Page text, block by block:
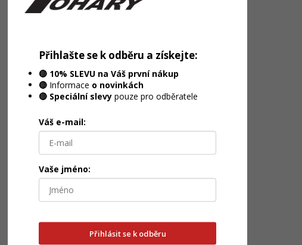
Přihlašte se k odběru a získejte:
🔴 10% SLEVU na Váš první nákup
🔴 Informace o novinkách
🔴 Speciální slevy pouze pro odběratele
Váš e-mail:
Vaše jméno:
Přihlásit se k odběru